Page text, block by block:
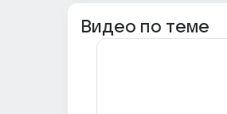
Видео по теме